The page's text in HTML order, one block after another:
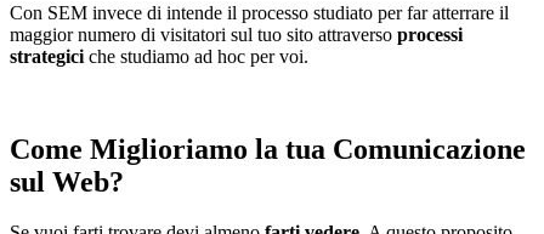
Con SEM invece di intende il processo studiato per far atterrare il
maggior numero di visitatori sul tuo sito attraverso processi
strategici che studiamo ad hoc per voi.
Come Miglioriamo la tua Comunicazione
sul Web?